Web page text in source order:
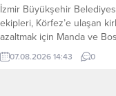
İzmir Büyükşehir
ekipleri, Körfez’e ulaşan
azaltmak için Manda ve
derelerinde kapsamlı
Çalışmalar planlanandan
07.08.2026 14:43 0